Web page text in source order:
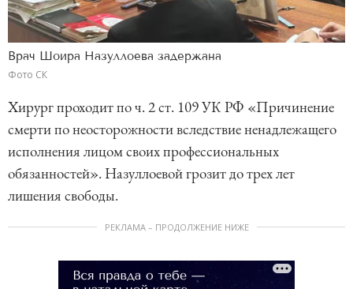
Врач Шоира Назуллоева задержана
Фото СК
Хирург проходит по ч. 2 ст. 109 УК РФ «Причинение
смерти по неосторожности вследствие ненадлежащего
исполнения лицом своих профессиональных
обязанностей». Назуллоевой грозит до трех лет
лишения свободы.
РЕКЛАМА – ПРОДОЛЖЕНИЕ НИЖЕ